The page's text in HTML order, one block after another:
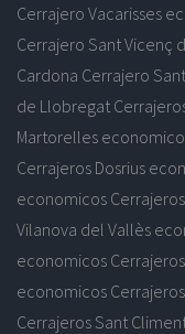
Cerrajero Vacarisses
Cerrajero Sant Vicenç
Cardona Cerrajero
de Llobregat
Martorelles
Cerrajeros Dosrius
economicos
Vilanova del Vallès
economicos
economicos
Cerrajeros Sant